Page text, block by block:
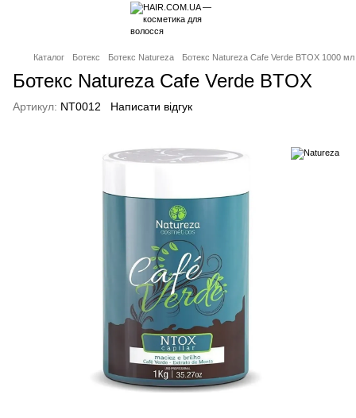
Каталог Ботекс Ботекс Natureza Ботекс Natureza Cafe Verde BTOX 1000 мл
Ботекс Natureza Cafe Verde BTOX
Артикул: NT0012 Написати відгук